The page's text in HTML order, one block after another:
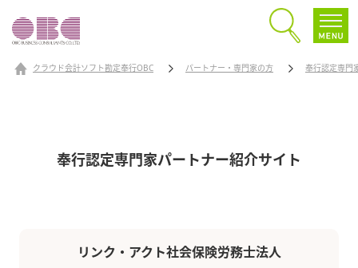
クラウド会計ソフト勘定奉行OBC パートナー・専門家の方 奉行認定専門
奉行認定専門家パートナー紹介サイト
リンク・アクト社会保険労務士法人